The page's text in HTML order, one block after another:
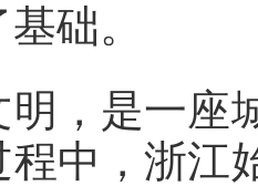
础。
是一座城
程中，浙江